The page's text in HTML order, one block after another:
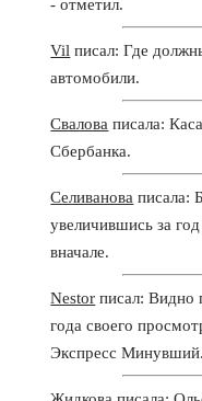
- отметил.
Vil писал: Где
автомобили.
Свалова писала:
Сбербанка.
Селиванова писала:
увеличившись за
вначале.
Nestor писал: Видно
года своего
Экспресс Минувший.